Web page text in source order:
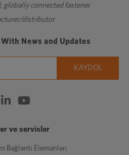
globally connected fastener
distributor
News and Updates
ve servisler
Bağlantı Elemanları